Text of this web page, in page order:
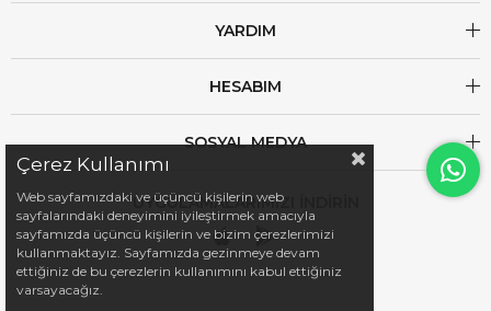
YARDIM
HESABIM
SOSYAL MEDYA
UYGULAMALARIMIZI İNDİRİN
Çerez Kullanımı
Web sayfamızdaki ve üçüncü kişilerin web
sayfalarındaki deneyimini iyileştirmek amacıyla
sayfamızda üçüncü kişilerin ve bizim çerezlerimizi
kullanmaktayız. Sayfamızda gezinmeye devam
ettiğiniz de bu çerezlerin kullanımını kabul ettiğiniz
varsayacağız.